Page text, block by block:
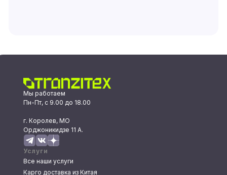
Мы работаем
Пн-Пт, с 9.00 до 18.00
г. Королев, МО
Орджоникидзе 11 А.
Услуги
Все наши услуги
Карго доставка из Китая